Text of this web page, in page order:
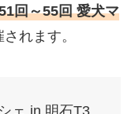
回～55回 愛犬マ
れます。